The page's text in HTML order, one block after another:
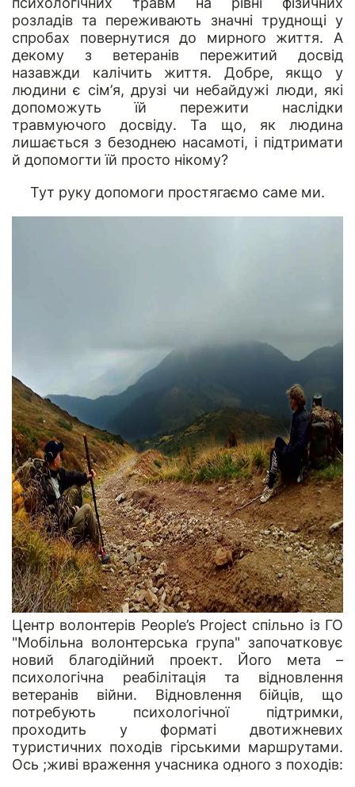
розладів та переживають значні труднощі у
спробах повернутися до мирного життя. А
декому з ветеранів пережитий досвід
назавжди калічить життя. Добре, якщо у
людини є сім’я, друзі чи небайдужі люди, які
допоможуть їй пережити наслідки
травмуючого досвіду. Та що, як людина
лишається з безоднею насамоті, і підтримати
й допомогти їй просто нікому?
Тут руку допомоги простягаємо саме ми.
Центр волонтерів People’s Project спільно із ГО
"Мобільна волонтерська група" започатковує
новий благодійний проект. Його мета –
психологічна реабілітація та відновлення
ветеранів війни. Відновлення бійців, що
потребують психологічної підтримки,
проходить у форматі двотижневих
туристичних походів гірськими маршрутами.
Ось ;живі враження учасника одного з походів: